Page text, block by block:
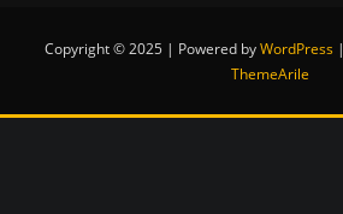
Copyright © 2025 | Powered byWordPress |
ThemeArile